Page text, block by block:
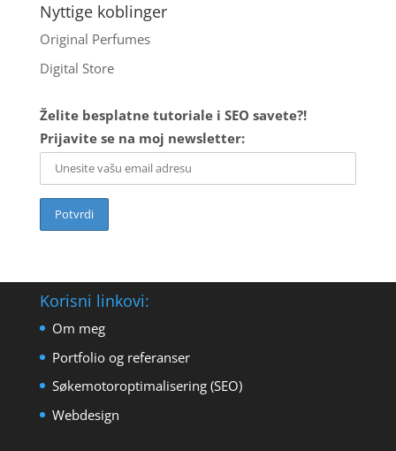
Nyttige koblinger
Original Perfumes
Digital Store
Želite besplatne tutoriale i SEO savete?!
Prijavite se na moj newsletter:
Korisni linkovi:
Om meg
Portfolio og referanser
Søkemotoroptimalisering (SEO)
Webdesign